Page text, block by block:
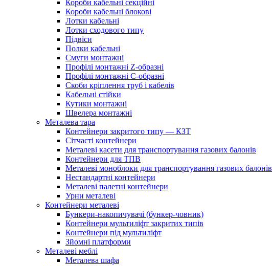
Короби кабельні секційні
Короби кабельні блокові
Лотки кабельні
Лотки сходового типу
Підвіси
Полки кабельні
Смуги монтажні
Профілі монтажні Z-образні
Профілі монтажні С-образні
Скоби кріплення труб і кабелів
Кабельні стійки
Кутики монтажні
Швелера монтажні
Металева тара
Контейнери закритого типу — КЗТ
Сітчасті контейнери
Металеві касети для транспортування газових балонів
Контейнери для ТПВ
Металеві моноблоки для транспортування газових балонів
Нестандартні контейнери
Металеві палетні контейнери
Урни металеві
Контейнери металеві
Бункери-накопичувачі (бункер-човник)
Контейнери мультиліфт закритих типів
Контейнери під мультиліфт
Зйомні платформи
Металеві меблі
Металева шафа